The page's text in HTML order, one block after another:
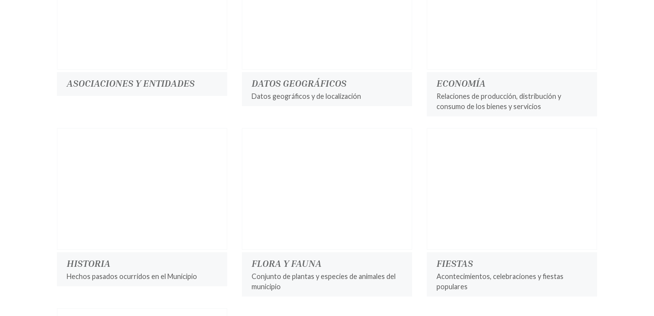
ASOCIACIONES Y ENTIDADES DATOS GEOGRÁFICOS
Datos geográficos y de localización
ECONOMÍA
Relaciones de producción, distribución y
consumo de los bienes y servicios
HISTORIA
Hechos pasados ocurridos en el Municipio
FLORA Y FAUNA
Conjunto de plantas y especies de animales del
municipio
FIESTAS
Acontecimientos, celebraciones y fiestas
populares